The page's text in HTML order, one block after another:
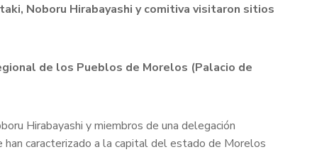
Noboru Hirabayashi y comitiva visitaron sitios
de los Pueblos de Morelos (Palacio de
Hirabayashi y miembros de una delegación
caracterizado a la capital del estado de Morelos